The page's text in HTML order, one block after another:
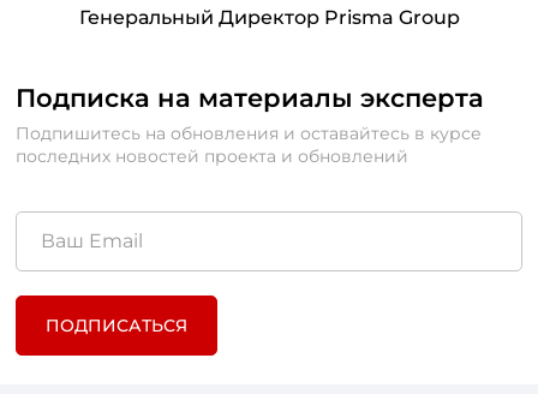
Генеральный Директор Prisma Group
Подписка на материалы эксперта
Подпишитесь на обновления и оставайтесь в курсе
последних новостей проекта и обновлений
ПОДПИСАТЬСЯ